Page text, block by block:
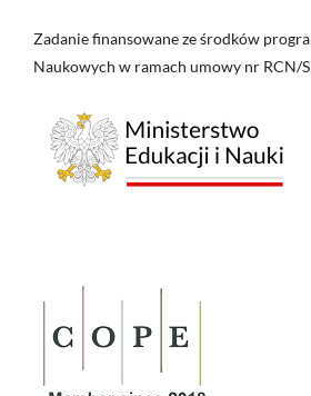
Zadanie finansowane ze środków
Naukowych w ramach umowy nr RCN/